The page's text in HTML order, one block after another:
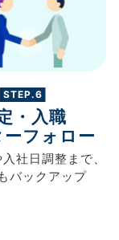
STEP.6
・入職
ーフォロー
入社日調整まで、
バックアップ